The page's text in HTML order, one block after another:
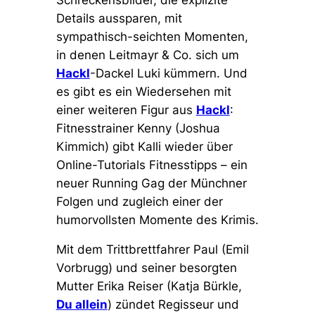
Details aussparen, mit
sympathisch-seichten Momenten,
in denen Leitmayr & Co. sich um
Hackl-Dackel Luki kümmern. Und
es gibt es ein Wiedersehen mit
einer weiteren Figur aus Hackl:
Fitnesstrainer Kenny (Joshua
Kimmich) gibt Kalli wieder über
Online-Tutorials Fitnesstipps – ein
neuer Running Gag der Münchner
Folgen und zugleich einer der
humorvollsten Momente des Krimis.
Mit dem Trittbrettfahrer Paul (Emil
Vorbrugg) und seiner besorgten
Mutter Erika Reiser (Katja Bürkle,
Du allein) zündet Regisseur und